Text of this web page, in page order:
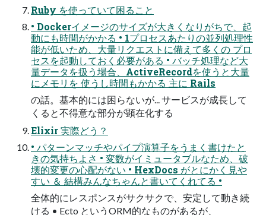
Ruby を使っていて困ること
• Dockerイメージのサイズが大きくなりがちで、起
動にも時間がかかる • 1プロセスあたりの並列処理性
能が低いため、大量リクエストに備えて多くの プロ
セスを起動しておく必要がある • バッチ処理など大
量データを扱う場合、ActiveRecordを使うと大量
にメモリを 使うし時間もかかる 主に Rails
の話。基本的には困らないが... サービスが成長して
くると不得意な部分が顕在化する
Elixir 実際どう？
• パターンマッチやパイプ演算子をうまく書けたと
きの気持ちよさ • 変数がイミュータブルなため、破
壊的変更の心配がない • HexDocs がとにかく見や
すい ＆ 結構みんなちゃんと書いてくれてる •
全体的にレスポンスがサクサクで、安定して動き続
ける • Ecto というORM的なものがあるが、